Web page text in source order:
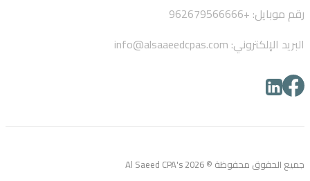
رقم موبايل: +962679566666
البريد الإلكتروني: info@alsaaeedcpas.com
جميع الحقوق محفوظة © Al Saeed CPA's 2026